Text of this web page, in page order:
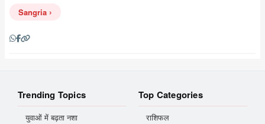
Sangria
Trending Topics
युवाओं में बढ़ता नशा
Top Categories
राशिफल